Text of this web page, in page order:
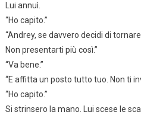
Lui annuì.
“Ho capito.”
“Andrey, se davvero decidi di
Non presentarti più così.”
“Va bene.”
“E affitta un posto tutto tuo. Non ti
“Ho capito.”
Si strinsero la mano. Lui scese le